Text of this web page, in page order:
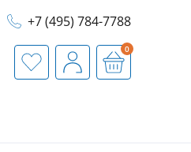
+7 (495) 784-7788
ИзбранноеПрофильКорзина
0